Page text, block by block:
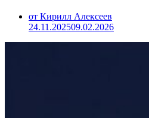
от Кирилл Алексеев
24.11.202509.02.2026